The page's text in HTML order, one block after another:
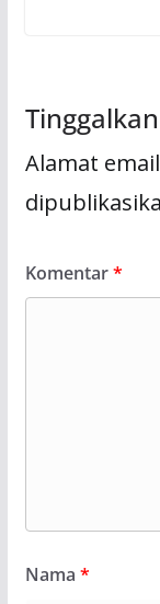
Alamat
Komentar*
Nama *